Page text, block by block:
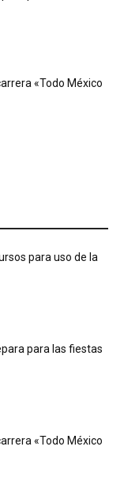
«Todo México
para uso de la
para las fiestas
«Todo México